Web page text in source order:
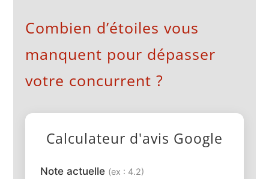
Combien d’étoiles vous
manquent pour dépasser
votre concurrent ?
Calculateur d'avis Google
Note actuelle (ex : 4.2)